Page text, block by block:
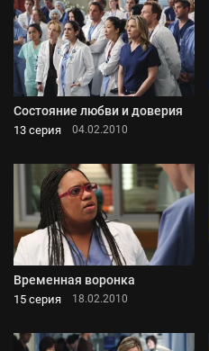
Состояние любви и доверия
13 серия 04.02.2010
Временная воронка
15 серия 18.02.2010